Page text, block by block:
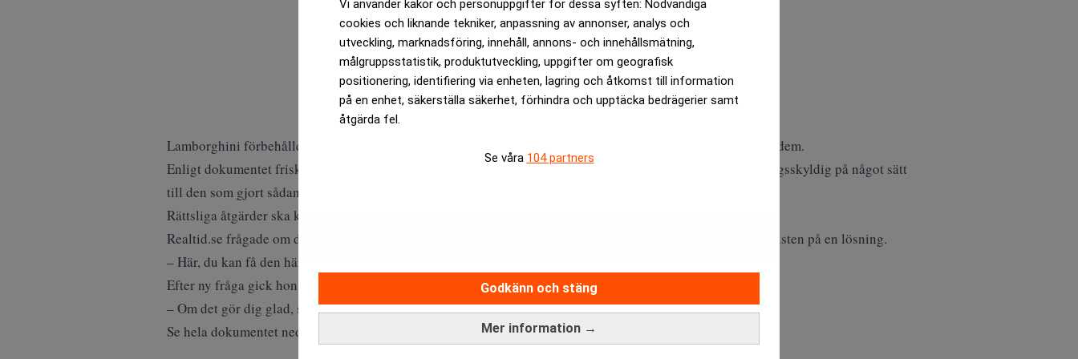
Vi använder kakor och personuppgifter för dessa syften: Nödvändiga
cookies och liknande tekniker, anpassning av annonser, analys och
utveckling, marknadsföring, innehåll, annons- och innehållsmätning,
målgruppsstatistik, produktutveckling, uppgifter om geografisk
positionering, identifiering via enheten, lagring och åtkomst till information
på en enhet, säkerställa säkerhet, förhindra och upptäcka bedrägerier samt
åtgärda fel.
Se våra 104 partners
Mer information →
Godkänn och stäng
Lamborghini förbehåller sig rätten att be om att få alla sådana filmer, negativ och utskrifter, och att förstöra dem.
Enligt dokumentet friskriver sig Lamborghini därmed även från att i och med sådan förstörelse, bli ersättningsskyldig på något sätt
till den som gjort sådan filmning/fotografering.
Rättsliga åtgärder ska kunna inledas i vilken domstol som helst.
Realtid.se frågade om det var ok att fotografera dokumentet. Efter stor motvillighet kom den äldre receptionisten på en lösning.
– Här, du kan få den här kopian av dokumentet att behålla, sa hon och gav Reatid.se en kopia av dokumentet.
Efter ny fråga gick hon till slut med på ett foto av dokumentet ändå.
– Om det gör dig glad, sa hon.
Se hela dokumentet nedan.